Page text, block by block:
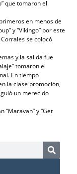
que tomaron el
en menos de
y “Vikingo” por este
se colocó
y la salida fue
tomaron el
En tiempo
la clase promoción,
un merecido
“Maravan” y “Get